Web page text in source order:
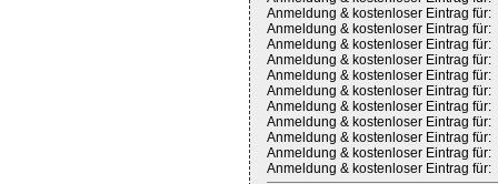
Anmeldung & kostenloser Eintrag für:
Anmeldung & kostenloser Eintrag für:
Anmeldung & kostenloser Eintrag für:
Anmeldung & kostenloser Eintrag für:
Anmeldung & kostenloser Eintrag für:
Anmeldung & kostenloser Eintrag für:
Anmeldung & kostenloser Eintrag für:
Anmeldung & kostenloser Eintrag für:
Anmeldung & kostenloser Eintrag für:
Anmeldung & kostenloser Eintrag für:
Anmeldung & kostenloser Eintrag für: